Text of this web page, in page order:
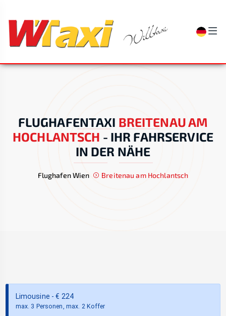
FLUGHAFENTAXI BREITENAU AM
HOCHLANTSCH - IHR FAHRSERVICE
IN DER NÄHE
Flughafen Wien Breitenau am Hochlantsch
Limousine - € 224
max. 3 Personen, max. 2 Koffer